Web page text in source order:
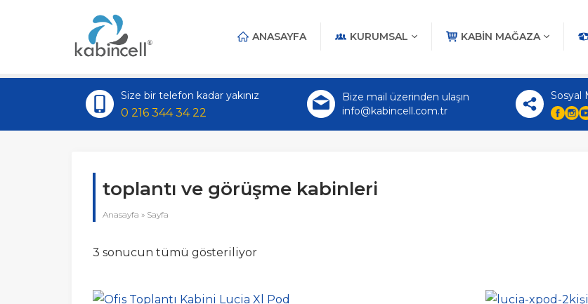
ANASAYFA KURUMSAL KABIN MAĞAZA
Size bir telefon kadar yakınız
0 216 344 34 22
Bize mail üzerinden ulaşın
info@kabincell.com.tr
Sosyal
toplantı ve görüşme kabinleri
Anasayfa » Sayfa
3 sonucun tümü gösteriliyor